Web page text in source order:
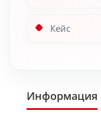
Кейс
Информация